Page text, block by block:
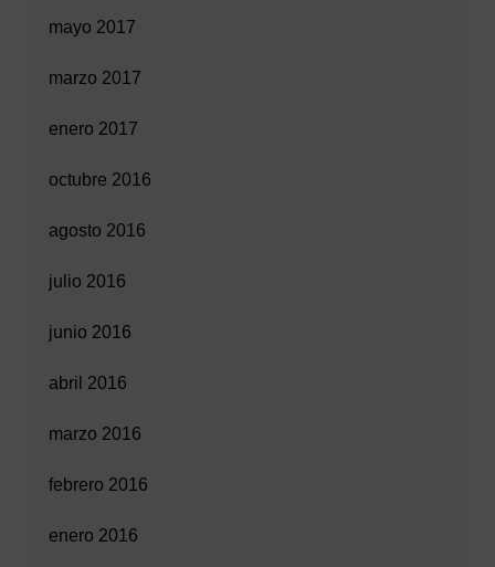
mayo 2017
marzo 2017
enero 2017
octubre 2016
agosto 2016
julio 2016
junio 2016
abril 2016
marzo 2016
febrero 2016
enero 2016